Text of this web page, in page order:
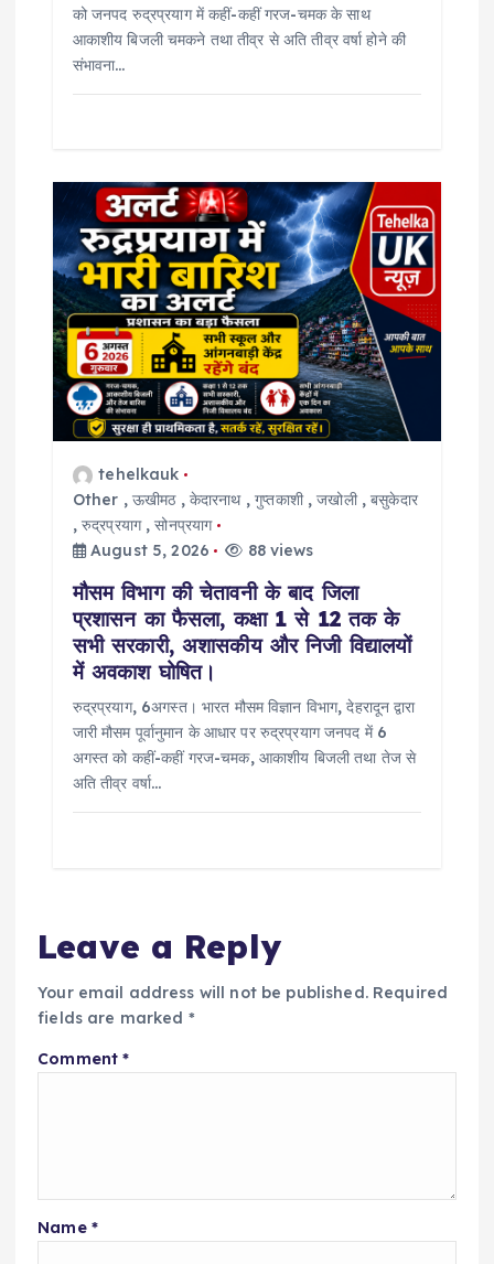
को जनपद रुद्रप्रयाग में कहीं-कहीं गरज-चमक के साथ
आकाशीय बिजली चमकने तथा तीव्र से अति तीव्र वर्षा होने की
संभावना…
tehelkauk
Other , ऊखीमठ, केदारनाथ,गुप्तकाशी,जखोली,बसुकेदार
,रुद्रप्रयाग,सोनप्रयाग
August 5, 2026
88 views
मौसम विभाग की चेतावनी के बाद जिला
प्रशासन का फैसला, कक्षा 1 से 12 तक के
सभी सरकारी, अशासकीय और निजी विद्यालयों
में अवकाश घोषित।
रुद्रप्रयाग, 6अगस्त। भारत मौसम विज्ञान विभाग, देहरादून द्वारा
जारी मौसम पूर्वानुमान के आधार पर रुद्रप्रयाग जनपद में 6
अगस्त को कहीं-कहीं गरज-चमक, आकाशीय बिजली तथा तेज से
अति तीव्र वर्षा…
Leave a Reply
Your email address will not be published. Required
fields are marked *
Comment*
Name *